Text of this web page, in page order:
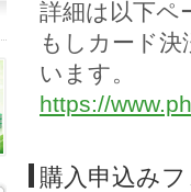
詳細は以下ペ
もしカード
います。
https://
購入申込み